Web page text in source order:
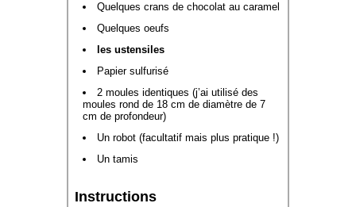
Quelques crans de chocolat au caramel
Quelques oeufs
les ustensiles
Papier sulfurisé
2 moules identiques (j’ai utilisé des
moules rond de 18 cm de diamètre de 7
cm de profondeur)
Un robot (facultatif mais plus pratique !)
Un tamis
Instructions